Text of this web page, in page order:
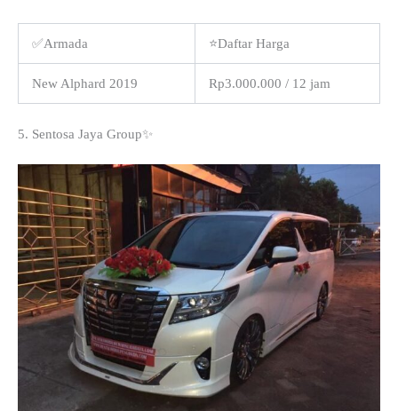
✅Armada ⭐Daftar Harga
New Alphard 2019 Rp3.000.000 / 12 jam
5. Sentosa Jaya Group✨